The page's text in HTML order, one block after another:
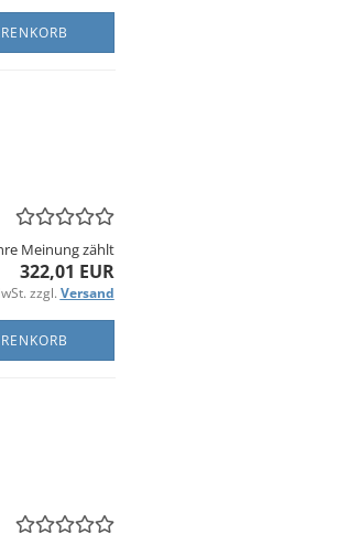
Meinung zählt
322,01 EUR
zzgl. Versand